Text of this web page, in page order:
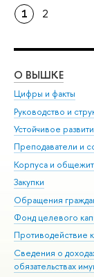
1 2
О ВЫШКЕ
Цифры и факты
Руководство и
Устойчивое
Преподаватели и
Корпуса и
Закупки
Обращения
Фонд целевого
Противодействие
Сведения о
обязательствах